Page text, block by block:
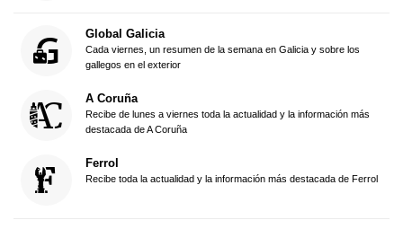
Global Galicia
Cada viernes, un resumen de la semana en Galicia y sobre los
gallegos en el exterior
A Coruña
Recibe de lunes a viernes toda la actualidad y la información más
destacada de A Coruña
Ferrol
Recibe toda la actualidad y la información más destacada de Ferrol